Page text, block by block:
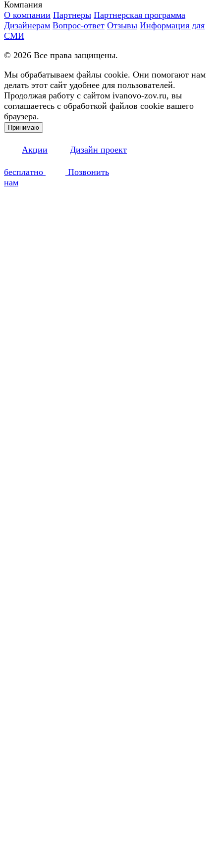
Компания
О компании Партнеры Партнерская программа
Дизайнерам Вопрос-ответ Отзывы Информация для
СМИ
© 2026 Все права защищены.
Мы обрабатываем файлы cookie. Они помогают нам
делать этот сайт удобнее для пользователей.
Продолжая работу с сайтом ivanovo-zov.ru, вы
соглашаетесь с обработкой файлов cookie вашего
браузера.
Принимаю
Акции Дизайн проект
бесплатно
Позвонить
нам